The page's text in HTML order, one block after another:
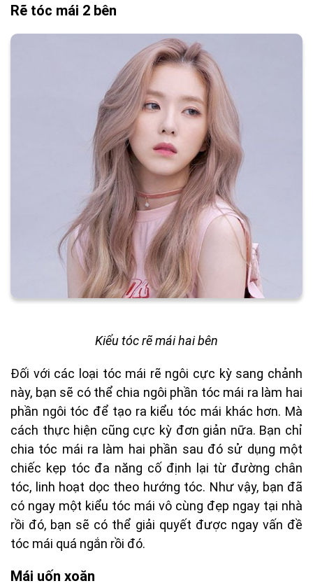
Rẽ tóc mái 2 bên
Kiểu tóc rẽ mái hai bên
Đối với các loại tóc mái rẽ ngôi cực kỳ sang chảnh
này, bạn sẽ có thể chia ngôi phần tóc mái ra làm hai
phần ngôi tóc để tạo ra kiểu tóc mái khác hơn. Mà
cách thực hiện cũng cực kỳ đơn giản nữa. Bạn chỉ
chia tóc mái ra làm hai phần sau đó sử dụng một
chiếc kẹp tóc đa năng cố định lại từ đường chân
tóc, linh hoạt dọc theo hướng tóc. Như vậy, bạn đã
có ngay một kiểu tóc mái vô cùng đẹp ngay tại nhà
rồi đó, bạn sẽ có thể giải quyết được ngay vấn đề
tóc mái quá ngắn rồi đó.
Mái uốn xoăn